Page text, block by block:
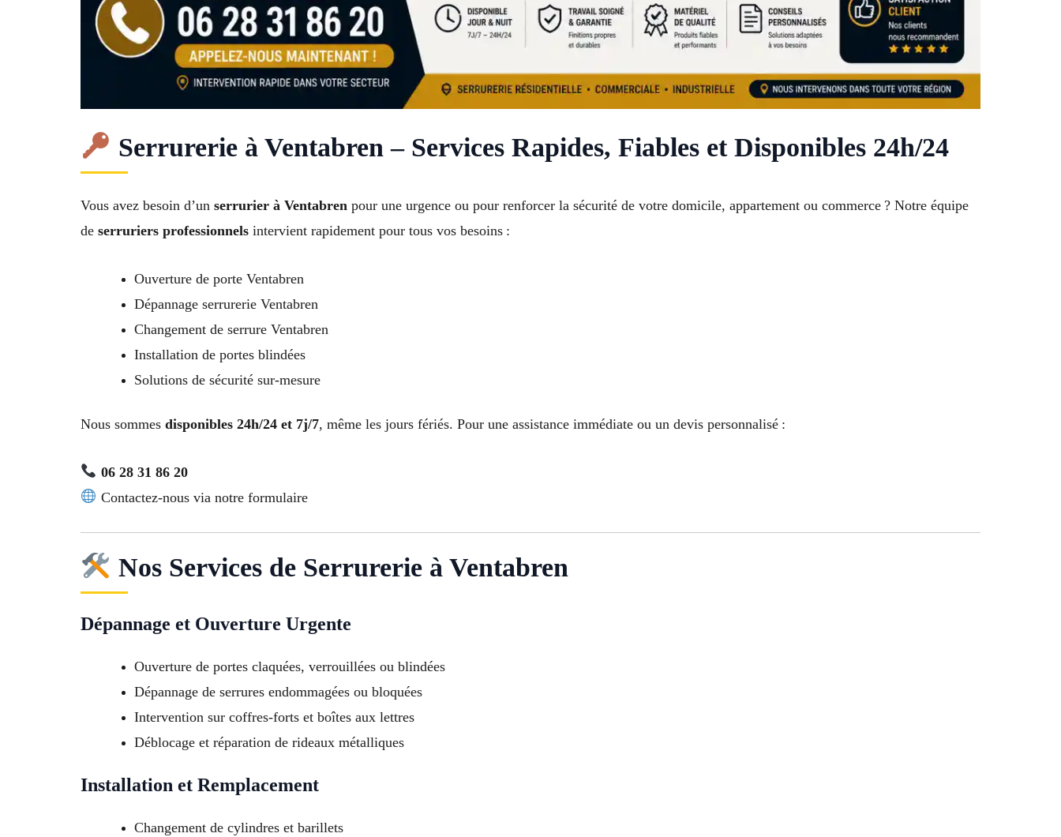
Serrurerie à Ventabren – Services Rapides, Fiables et Disponibles 24h/24
Vous avez besoin d’un serrurier à Ventabren pour une urgence ou pour renforcer la sécurité de votre domicile, appartement ou commerce ? Notre équipe
de serruriers professionnels intervient rapidement pour tous vos besoins :
Ouverture de porte Ventabren
Dépannage serrurerie Ventabren
Changement de serrure Ventabren
Installation de portes blindées
Solutions de sécurité sur-mesure
Nous sommes disponibles 24h/24 et 7j/7, même les jours fériés. Pour une assistance immédiate ou un devis personnalisé :
06 28 31 86 20
Contactez-nous via notre formulaire
Nos Services de Serrurerie à Ventabren
Dépannage et Ouverture Urgente
Ouverture de portes claquées, verrouillées ou blindées
Dépannage de serrures endommagées ou bloquées
Intervention sur coffres-forts et boîtes aux lettres
Déblocage et réparation de rideaux métalliques
Installation et Remplacement
Changement de cylindres et barillets